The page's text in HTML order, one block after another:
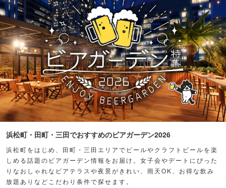
浜松町・田町・三田でおすすめのビアガーデン2026
浜松町をはじめ、田町・三田エリアでビールやクラフトビールを楽
しめる話題のビアガーデン情報をお届け。女子会やデートにぴった
りなおしゃれなビアテラスや夜景がきれい、雨天OK、お得な飲み
放題ありなどこだわり条件で探せます。